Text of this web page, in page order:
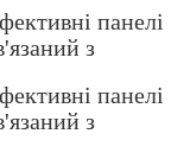
панелі
з
панелі
з